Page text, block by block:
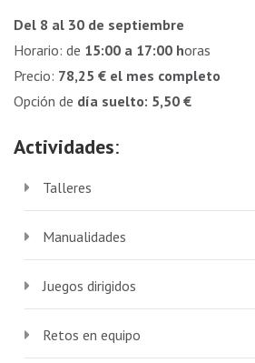
Del 8 al 30 de septiembre
Horario: de 15:00 a 17:00 horas
Precio: 78,25 € el mes completo
Opción de día suelto: 5,50 €
Actividades:
Talleres
Manualidades
Juegos dirigidos
Retos en equipo